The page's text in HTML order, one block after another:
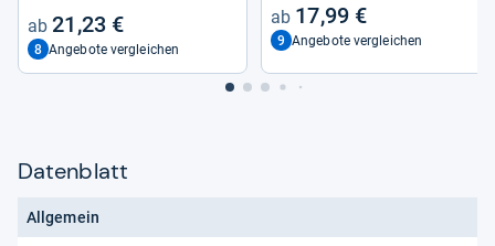
21,23 €
8 Angebote vergleichen
17,99 €
9 Angebote vergleichen
Datenblatt
Allgemein